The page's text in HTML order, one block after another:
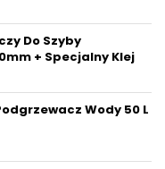
Do Szyby
+ Specjalny Klej
Wody 50 L